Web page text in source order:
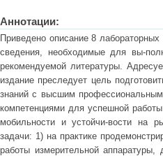
Аннотации:
Приведено описание 8
сведения, необходимые для вы-
рекомендуемой литературы.
издание преследует цель
знаний с высшим
компетенциями для успешной
мобильности и устойчи-вости на
задачи: 1) на практике
работы измерительной аппаратуры,